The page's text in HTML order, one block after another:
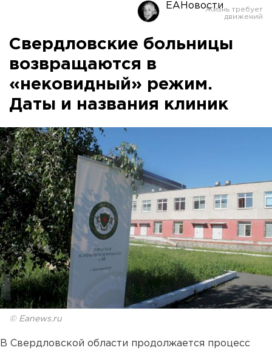
ЕАНовости
Свердловские больницы
возвращаются в
«нековидный» режим.
Даты и названия клиник
© Eanews.ru
В Свердловской области продолжается процесс